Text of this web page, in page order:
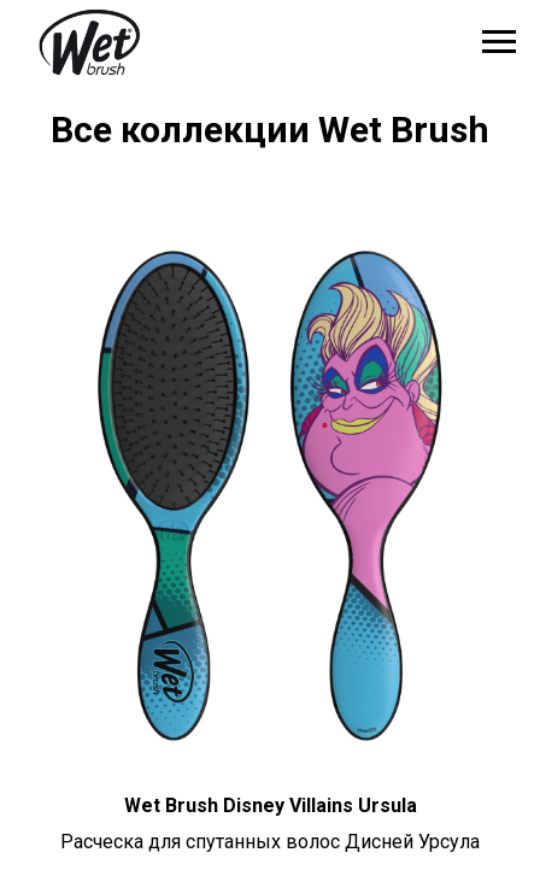
Все коллекции Wet Brush
Wet Brush Disney Villains Ursula
Расческа для спутанных волос Дисней Урсула